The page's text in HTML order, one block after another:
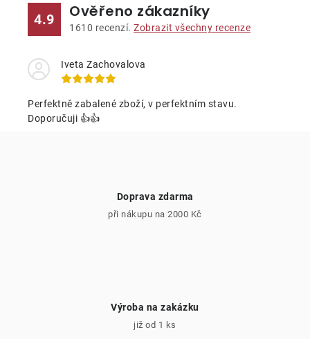
4.9 Ověřeno zákazníky
1610 recenzí. Zobrazit všechny recenze
Iveta Zachovalova
Perfektně zabalené zboží, v perfektním stavu.
Doporučuji 👍👍
Doprava zdarma
při nákupu na 2000 Kč
Výroba na zakázku
již od 1 ks